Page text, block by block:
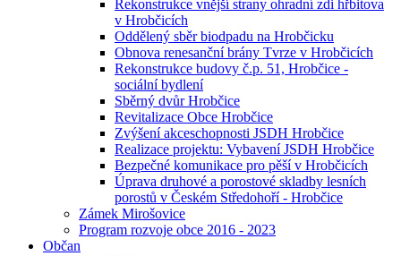
Rekonstrukce vnější strany ohradní zdi hřbitova
v Hrobčicích
Oddělený sběr biodpadu na Hrobčicku
Obnova renesanční brány Tvrze v Hrobčicích
Rekonstrukce budovy č.p. 51, Hrobčice -
sociální bydlení
Sběrný dvůr Hrobčice
Revitalizace Obce Hrobčice
Zvýšení akceschopnosti JSDH Hrobčice
Realizace projektu: Vybavení JSDH Hrobčice
Bezpečné komunikace pro pěší v Hrobčicích
Úprava druhové a porostové skladby lesních
porostů v Českém Středohoří - Hrobčice
Zámek Mirošovice
Program rozvoje obce 2016 - 2023
Občan